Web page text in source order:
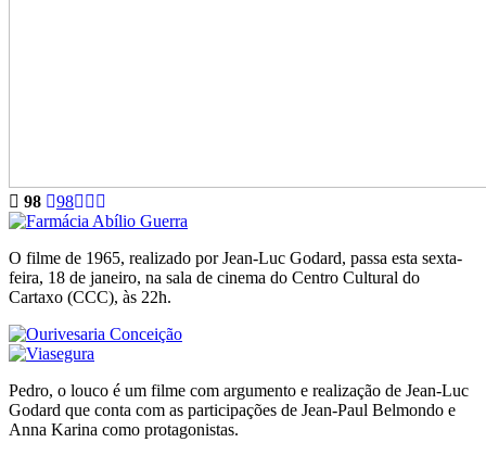
98 98
O filme de 1965, realizado por Jean-Luc Godard, passa esta sexta-
feira, 18 de janeiro, na sala de cinema do Centro Cultural do
Cartaxo (CCC), às 22h.
Pedro, o louco é um filme com argumento e realização de Jean-Luc
Godard que conta com as participações de Jean-Paul Belmondo e
Anna Karina como protagonistas.